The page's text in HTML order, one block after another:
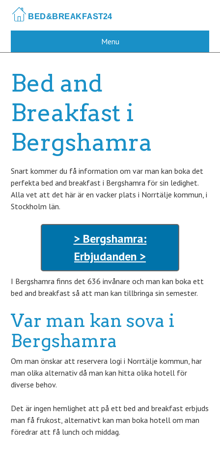
main
Menu
Bed and
Breakfast i
Bergshamra
Snart kommer du få information om var man kan boka det
perfekta bed and breakfast i Bergshamra för sin ledighet.
Alla vet att det här är en vacker plats i Norrtälje kommun, i
Stockholm län.
> Bergshamra:
Erbjudanden >
I Bergshamra finns det 636 invånare och man kan boka ett
bed and breakfast så att man kan tillbringa sin semester.
Var man kan sova i
Bergshamra
Om man önskar att reservera logi i Norrtälje kommun, har
man olika alternativ då man kan hitta olika hotell för
diverse behov.
Det är ingen hemlighet att på ett bed and breakfast erbjuds
man få frukost, alternativt kan man boka hotell om man
föredrar att få lunch och middag.